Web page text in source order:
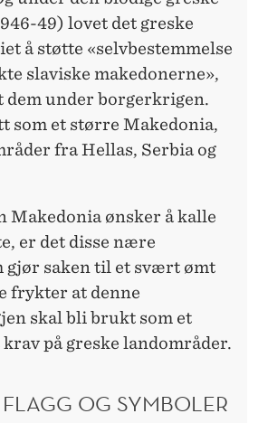
49) lovet det greske
å støtte «selvbestemmelse
slaviske makedonerne»,
dem under borgerkrigen.
som et større Makedonia,
fra Hellas, Serbia og
Makedonia ønsker å kalle
er det disse nære
gjør saken til et svært ømt
frykter at denne
skal bli brukt som et
på greske landområder.
OG SYMBOLER